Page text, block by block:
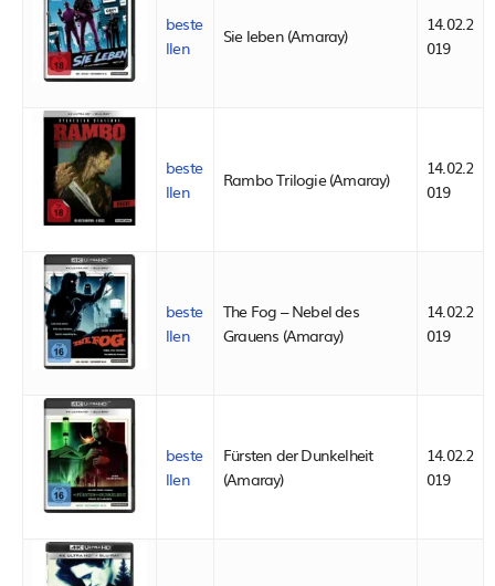
beste
llen
Sie leben (Amaray)
14.02.2
019
beste
llen
Rambo Trilogie (Amaray)
14.02.2
019
beste
llen
The Fog – Nebel des
Grauens (Amaray)
14.02.2
019
beste
llen
Fürsten der Dunkelheit
(Amaray)
14.02.2
019